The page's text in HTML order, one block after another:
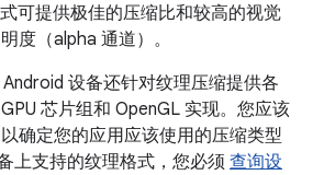
可提供极佳的压缩比和较高的视觉
度（alpha 通道）。
设备还针对纹理压缩提供各
芯片组和 OpenGL 实现。您应该
确定您的应用应该使用的压缩类型
上支持的纹理格式，您必须 查询设